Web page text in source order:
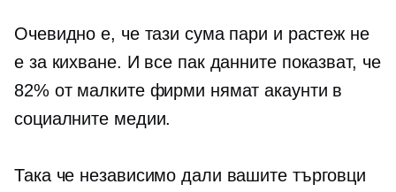
Очевидно е, че тази сума пари и растеж не
е за кихване. И все пак данните показват, че
82% от малките фирми нямат акаунти в
социалните медии.
Така че независимо дали вашите търговци